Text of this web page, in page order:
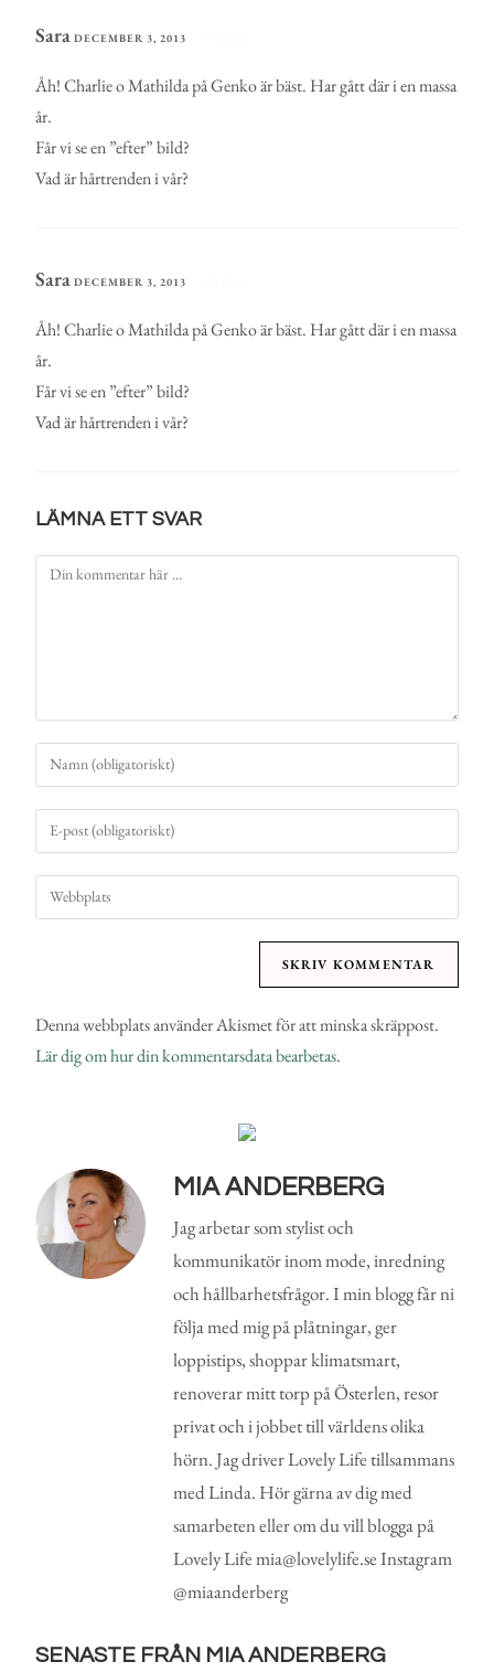
Sara DECEMBER 3, 2013
Åh! Charlie o Mathilda på Genko är bäst. Har gått där i en massa
år.
Får vi se en ”efter” bild?
Vad är hårtrenden i vår?
Sara DECEMBER 3, 2013
Åh! Charlie o Mathilda på Genko är bäst. Har gått där i en massa
år.
Får vi se en ”efter” bild?
Vad är hårtrenden i vår?
LÄMNA ETT SVAR
Denna webbplats använder Akismet för att minska skräppost.
Lär dig om hur din kommentarsdata bearbetas.
MIA ANDERBERG
Jag arbetar som stylist och
kommunikatör inom mode, inredning
och hållbarhetsfrågor. I min blogg får ni
följa med mig på plåtningar, ger
loppistips, shoppar klimatsmart,
renoverar mitt torp på Österlen, resor
privat och i jobbet till världens olika
hörn. Jag driver Lovely Life tillsammans
med Linda. Hör gärna av dig med
samarbeten eller om du vill blogga på
Lovely Life mia@lovelylife.se Instagram
@miaanderberg
SENASTE FRÅN MIA ANDERBERG